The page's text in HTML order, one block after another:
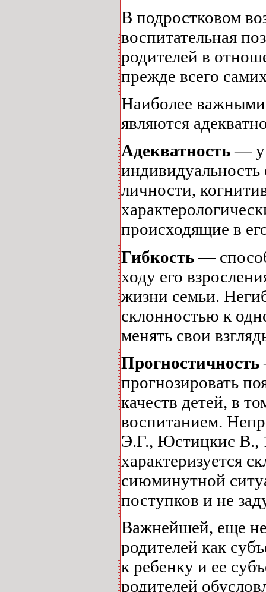
В подростковом
воспитательная
родителей в
прежде всего
Наиболее важными
являются
Адекватность—
индивидуальность
личности,
происходящие в
Гибкость—
ходу его
жизни семьи.
склонностью к
менять свои
Прогностичность
прогнозировать
качеств детей, в
воспитанием.
Э.Г., Юстицкис В.,
характеризуется
сиюминутной
поступков и не
Важнейшей, еще
родителей как
к ребенку и ее
родителей